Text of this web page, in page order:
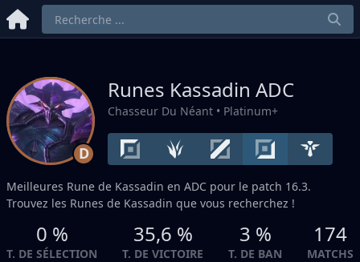
D
Runes Kassadin ADC
Chasseur Du Néant • Platinum+
Meilleures Rune de Kassadin en ADC pour le patch 16.3.
Trouvez les Runes de Kassadin que vous recherchez !
0 %
T. DE SÉLECTION
35,6 %
T. DE VICTOIRE
3 %
T. DE BAN
174
MATCHS